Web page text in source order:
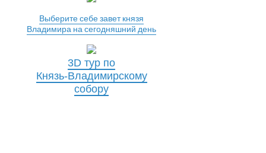
Выберите себе завет князя
Владимира на сегодняшний день
3D тур по
Князь-Владимирскому
собору